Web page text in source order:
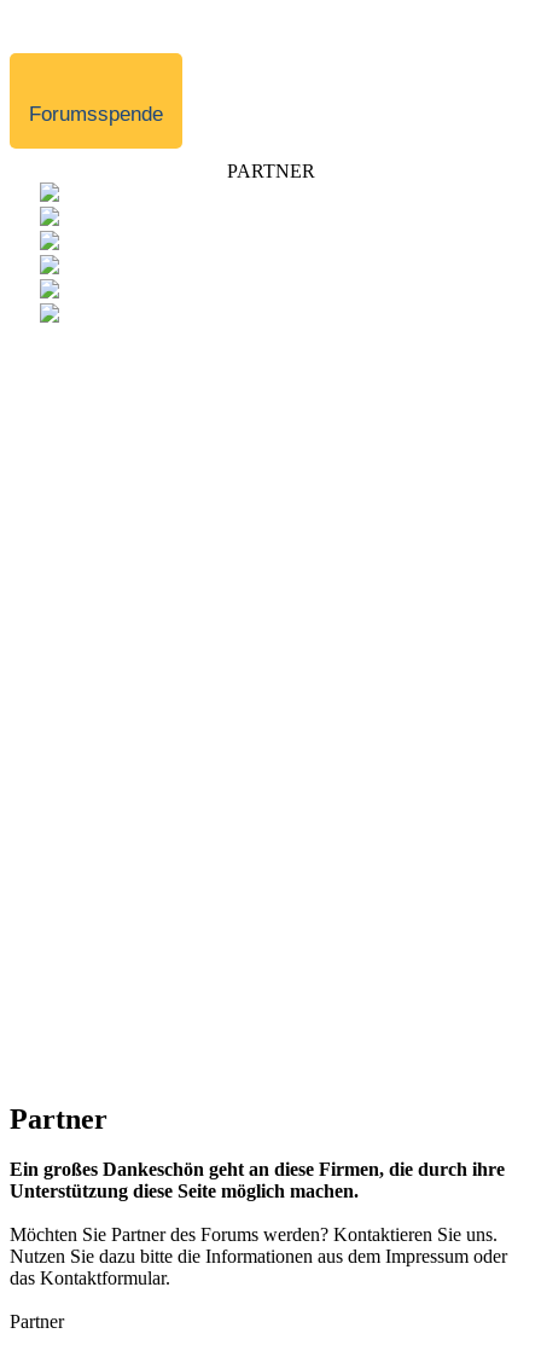
Forumsspende
PARTNER
Partner
Ein großes Dankeschön geht an diese Firmen, die durch ihre
Unterstützung diese Seite möglich machen.
Möchten Sie Partner des Forums werden? Kontaktieren Sie uns.
Nutzen Sie dazu bitte die Informationen aus dem Impressum oder
das Kontaktformular.
Partner